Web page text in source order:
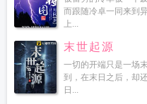
而跟随冷卓一同来到
上...
末世起源
一切的开端只是一场
到，在末日之后，却
日...